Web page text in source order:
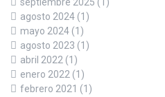
septiembre 2025 (1)
agosto 2024 (1)
mayo 2024 (1)
agosto 2023 (1)
abril 2022 (1)
enero 2022 (1)
febrero 2021 (1)